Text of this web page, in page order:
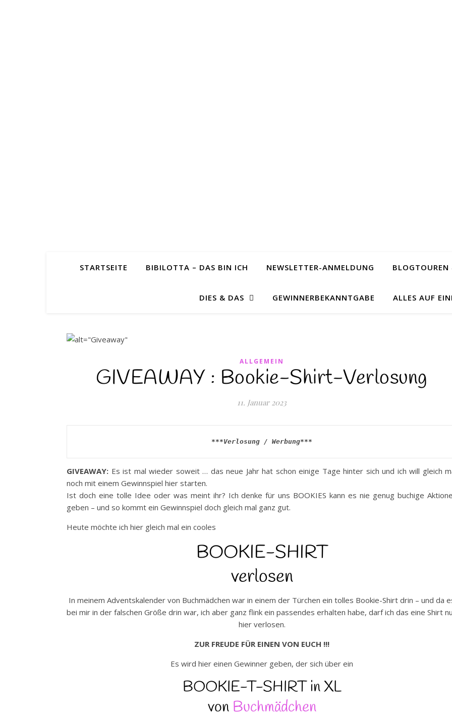
STARTSEITE BIBILOTTA – DAS BIN ICH NEWSLETTER-ANMELDUNG
DIES & DAS GEWINNERBEKANNTGABE ALLES AUF
ALLGEMEIN
GIVEAWAY : Bookie-Shirt-Verlosung
11. Januar 2023
***Verlosung / Werbung***
GIVEAWAY: Es ist mal wieder soweit … das neue Jahr hat schon einige Tage hinter sich und ich will gleich
noch mit einem Gewinnspiel hier starten.
Ist doch eine tolle Idee oder was meint ihr? Ich denke für uns BOOKIES kann es nie genug buchige
geben – und so kommt ein Gewinnspiel doch gleich mal ganz gut.
Heute möchte ich hier gleich mal ein cooles
BOOKIE-SHIRT
verlosen
In meinem Adventskalender von Buchmädchen war in einem der Türchen ein tolles Bookie-Shirt drin – und da
bei mir in der falschen Größe drin war, ich aber ganz flink ein passendes erhalten habe, darf ich das eine Shirt
hier verlosen.
ZUR FREUDE FÜR EINEN VON EUCH !!!
Es wird hier einen Gewinner geben, der sich über ein
BOOKIE-T-SHIRT in XL
von Buchmädchen